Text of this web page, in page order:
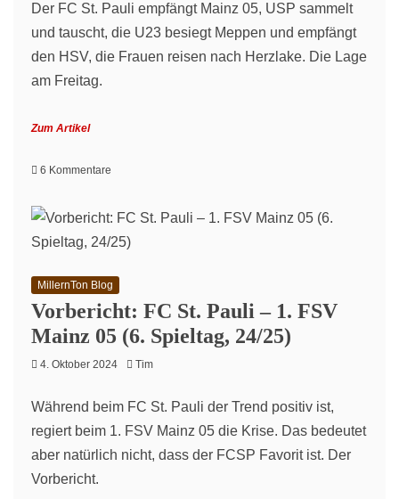
Der FC St. Pauli empfängt Mainz 05, USP sammelt
und tauscht, die U23 besiegt Meppen und empfängt
den HSV, die Frauen reisen nach Herzlake. Die Lage
am Freitag.
Zum Artikel
6 Kommentare
Millerntor
–
Oktober
2024
MillernTon Blog
Vorbericht: FC St. Pauli – 1. FSV
Mainz 05 (6. Spieltag, 24/25)
4. Oktober 2024 Tim
Während beim FC St. Pauli der Trend positiv ist,
regiert beim 1. FSV Mainz 05 die Krise. Das bedeutet
aber natürlich nicht, dass der FCSP Favorit ist. Der
Vorbericht.